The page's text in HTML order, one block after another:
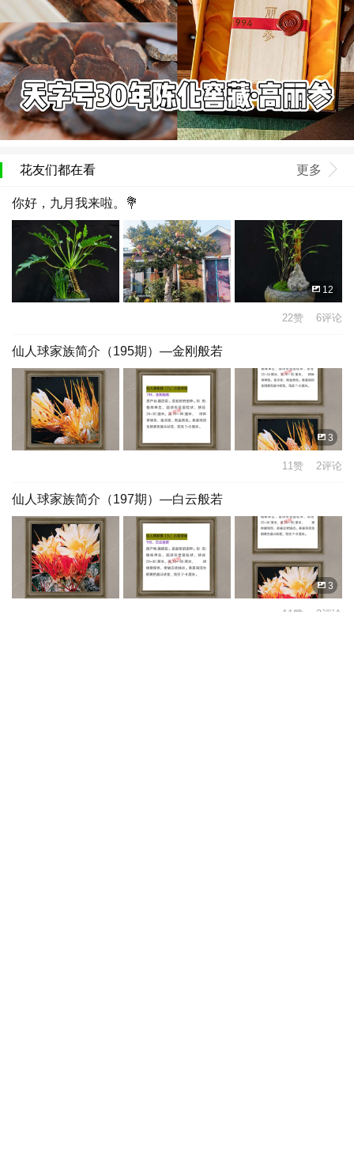
花友们都在看 更多
你好，九月我来啦。💐
12
22赞 6评论
仙人球家族简介（195期）—金刚般若
3
11赞 2评论
仙人球家族简介（197期）—白云般若
3
11赞 3评论